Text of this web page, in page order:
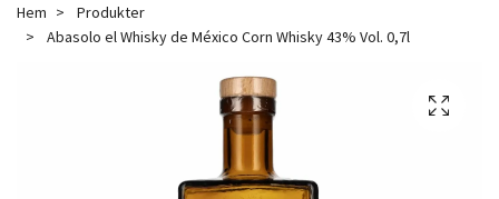
Hem
Produkter
Abasolo el Whisky de México Corn Whisky 43% Vol. 0,7l